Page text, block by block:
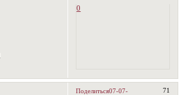
0
Поделиться 71
07-07-